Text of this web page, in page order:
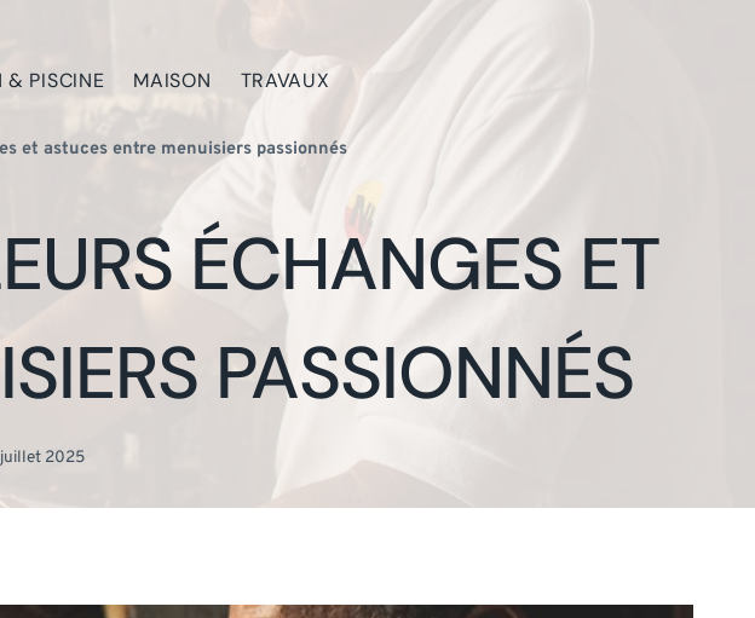
& PISCINE MAISON TRAVAUX
et astuces entre menuisiers passionnés
ÉCHANGES ET
PASSIONNÉS
juillet 2025